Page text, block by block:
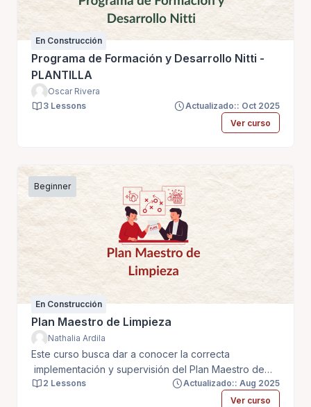
En Construcción
Programa de Formación y Desarrollo Nitti -
PLANTILLA
Oscar Rivera
3 Lessons
Actualizado:: Oct 2025
Ver curso
Beginner
En Construcción
Plan Maestro de Limpieza
Nathalia Ardila
Este curso busca dar a conocer la correcta
implementación y supervisión del Plan Maestro de
Limpieza, para garantizar superficies y equipos
limpios, cumpliendo estándares de calidad y
2 Lessons
Actualizado:: Aug 2025
Ver curso